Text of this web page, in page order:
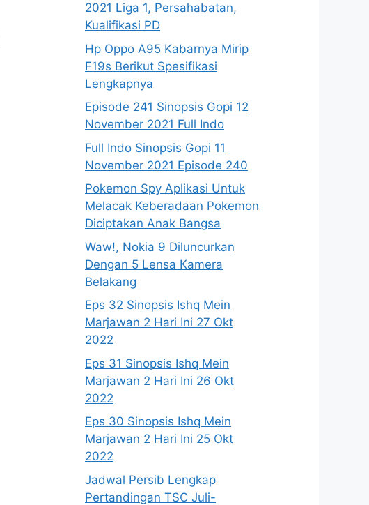
2021 Liga 1, Persahabatan,
Kualifikasi PD
Hp Oppo A95 Kabarnya Mirip
F19s Berikut Spesifikasi
Lengkapnya
Episode 241 Sinopsis Gopi 12
November 2021 Full Indo
Full Indo Sinopsis Gopi 11
November 2021 Episode 240
Pokemon Spy Aplikasi Untuk
Melacak Keberadaan Pokemon
Diciptakan Anak Bangsa
Waw!, Nokia 9 Diluncurkan
Dengan 5 Lensa Kamera
Belakang
Eps 32 Sinopsis Ishq Mein
Marjawan 2 Hari Ini 27 Okt
2022
Eps 31 Sinopsis Ishq Mein
Marjawan 2 Hari Ini 26 Okt
2022
Eps 30 Sinopsis Ishq Mein
Marjawan 2 Hari Ini 25 Okt
2022
Jadwal Persib Lengkap
Pertandingan TSC Juli-